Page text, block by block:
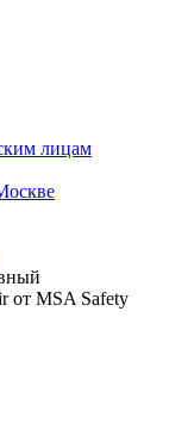
лицам
от MSA Safety